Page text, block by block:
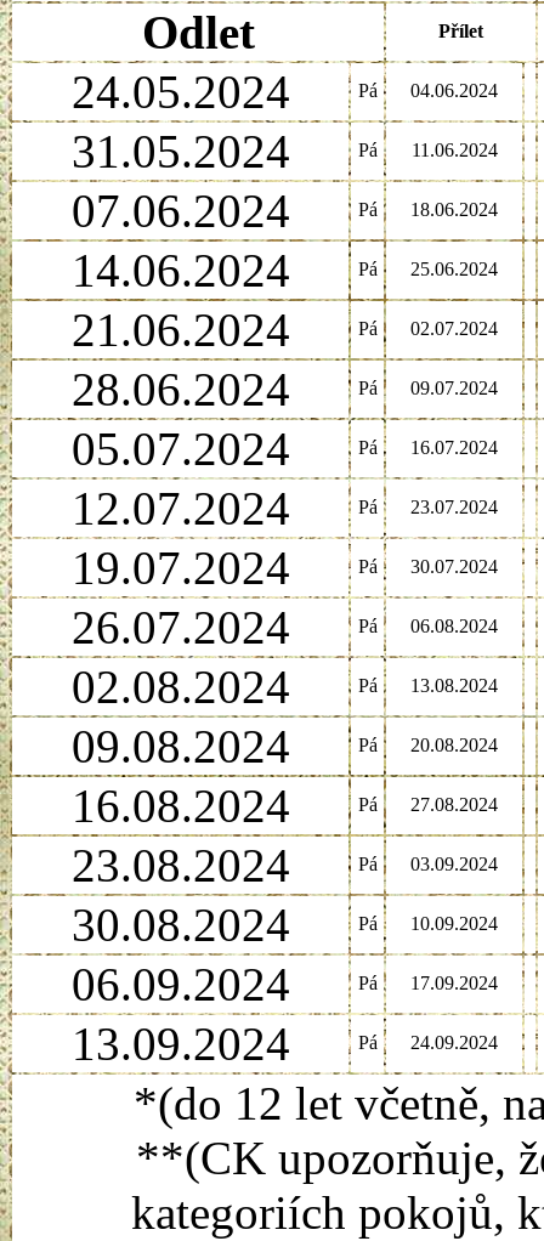
Odlet
Přílet
24.05.2024 Pá 04.06.2024
31.05.2024 Pá 11.06.2024
07.06.2024 Pá 18.06.2024
14.06.2024 Pá 25.06.2024
21.06.2024 Pá 02.07.2024
28.06.2024 Pá 09.07.2024
05.07.2024 Pá 16.07.2024
12.07.2024 Pá 23.07.2024
19.07.2024 Pá 30.07.2024
26.07.2024 Pá 06.08.2024
02.08.2024 Pá 13.08.2024
09.08.2024 Pá 20.08.2024
16.08.2024 Pá 27.08.2024
23.08.2024 Pá 03.09.2024
30.08.2024 Pá 10.09.2024
06.09.2024 Pá 17.09.2024
13.09.2024 Pá 24.09.2024
*(do 12 let včetně,
**(CK upozorňuje,
kategoriích pokojů,